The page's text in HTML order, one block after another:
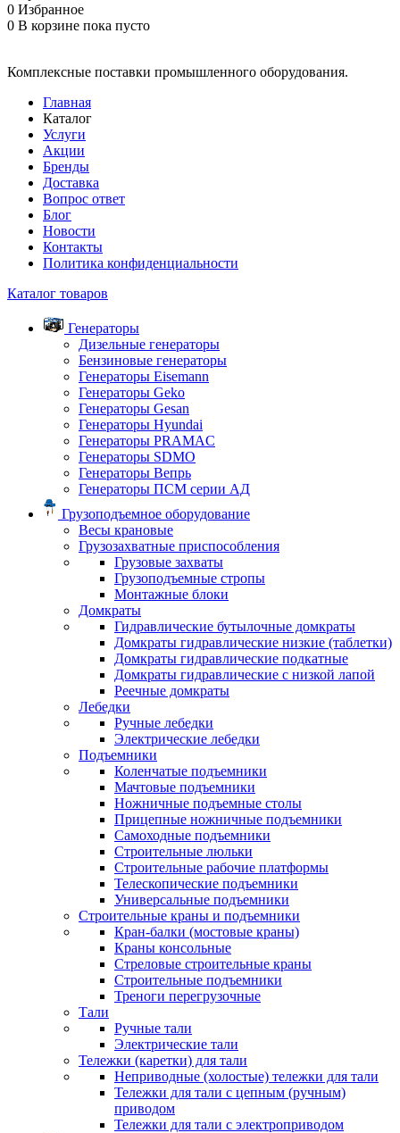
0 Избранное
0 В корзине пока пусто
Комплексные поставки промышленного оборудования.
Главная
Каталог
Услуги
Акции
Бренды
Доставка
Вопрос ответ
Блог
Новости
Контакты
Политика конфиденциальности
Каталог товаров
Генераторы
Дизельные генераторы
Бензиновые генераторы
Генераторы Eisemann
Генераторы Geko
Генераторы Gesan
Генераторы Hyundai
Генераторы PRAMAC
Генераторы SDMO
Генераторы Вепрь
Генераторы ПСМ серии АД
Грузоподъемное оборудование
Весы крановые
Грузозахватные приспособления
Грузовые захваты
Грузоподъемные стропы
Монтажные блоки
Домкраты
Гидравлические бутылочные домкраты
Домкраты гидравлические низкие (таблетки)
Домкраты гидравлические подкатные
Домкраты гидравлические с низкой лапой
Реечные домкраты
Лебедки
Ручные лебедки
Электрические лебедки
Подъемники
Коленчатые подъемники
Мачтовые подъемники
Ножничные подъемные столы
Прицепные ножничные подъемники
Самоходные подъемники
Строительные люльки
Строительные рабочие платформы
Телескопические подъемники
Универсальные подъемники
Строительные краны и подъемники
Кран-балки (мостовые краны)
Краны консольные
Стреловые строительные краны
Строительные подъемники
Треноги перегрузочные
Тали
Ручные тали
Электрические тали
Тележки (каретки) для тали
Неприводные (холостые) тележки для тали
Тележки для тали с цепным (ручным)
приводом
Тележки для тали с электроприводом